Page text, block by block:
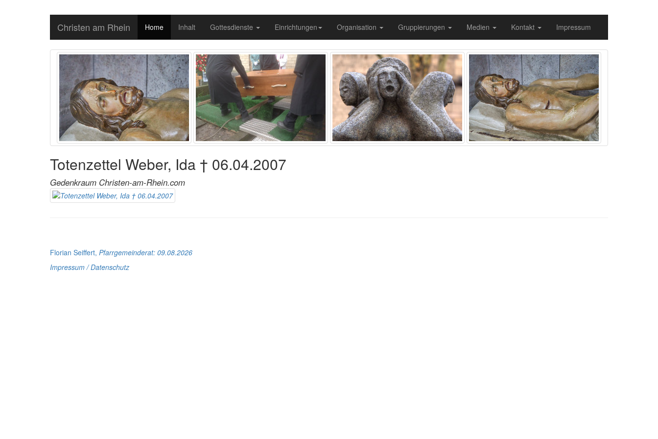
Christen am Rhein Home Inhalt Gottesdienste Einrichtungen Organisation Gruppierungen Medien Kontakt Impressum
Totenzettel Weber, Ida † 06.04.2007
Gedenkraum Christen-am-Rhein.com
Florian Seiffert, Pfarrgemeinderat: 09.08.2026
Impressum / Datenschutz